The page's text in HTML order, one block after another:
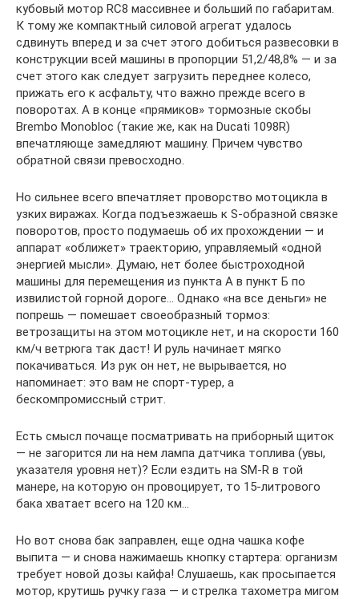
кубовый мотор RC8 массивнее и больший по габаритам.
К тому же компактный силовой агрегат удалось
сдвинуть вперед и за счет этого добиться развесовки в
конструкции всей машины в пропорции 51,2/48,8% — и за
счет этого как следует загрузить переднее колесо,
прижать его к асфальту, что важно прежде всего в
поворотах. А в конце «прямиков» тормозные скобы
Brembo Monobloc (такие же, как на Ducati 1098R)
впечатляюще замедляют машину. Причем чувство
обратной связи превосходно.
Но сильнее всего впечатляет проворство мотоцикла в
узких виражах. Когда подъезжаешь к S-образной связке
поворотов, просто подумаешь об их прохождении — и
аппарат «оближет» траекторию, управляемый «одной
энергией мысли». Думаю, нет более быстроходной
машины для перемещения из пункта А в пункт Б по
извилистой горной дороге… Однако «на все деньги» не
попрешь — помешает своеобразный тормоз:
ветрозащиты на этом мотоцикле нет, и на скорости 160
км/ч ветрюга так даст! И руль начинает мягко
покачиваться. Из рук он нет, не вырывается, но
напоминает: это вам не спорт-турер, а
бескомпромиссный стрит.
Есть смысл почаще посматривать на приборный щиток
— не загорится ли на нем лампа датчика топлива (увы,
указателя уровня нет)? Если ездить на SM-R в той
манере, на которую он провоцирует, то 15-литрового
бака хватает всего на 120 км…
Но вот снова бак заправлен, еще одна чашка кофе
выпита — и снова нажимаешь кнопку стартера: организм
требует новой дозы кайфа! Слушаешь, как просыпается
мотор, крутишь ручку газа — и стрелка тахометра мигом